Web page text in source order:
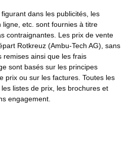
dans les publicités, les
etc. sont fournies à titre
contraignantes. Les prix de vente
Rotkreuz (Ambu-Tech AG), sans
remises ainsi que les frais
sont basés sur les principes
prix ou sur les factures. Toutes les
listes de prix, les brochures et
engagement.